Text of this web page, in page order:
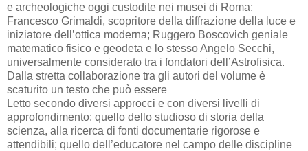
e archeologiche oggi custodite nei musei di Roma;
Francesco Grimaldi, scopritore della diffrazione della luce e
iniziatore dell’ottica moderna; Ruggero Boscovich geniale
matematico fisico e geodeta e lo stesso Angelo Secchi,
universalmente considerato tra i fondatori dell’Astrofisica.
Dalla stretta collaborazione tra gli autori del volume è
scaturito un testo che può essere
Letto secondo diversi approcci e con diversi livelli di
approfondimento: quello dello studioso di storia della
scienza, alla ricerca di fonti documentarie rigorose e
attendibili; quello dell’educatore nel campo delle discipline